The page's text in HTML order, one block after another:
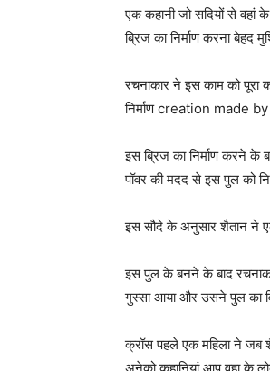
एक कहानी जो सदियों से
ब्रिज का निर्माण करना बेहद
रचनाकार ने इस काम को पूरा
निर्माण creation made
इस ब्रिज का निर्माण करने
पॉवर की मदद से इस पुल को
इस सौदे के अनुसार शैतान ने
इस पुल के बनने के बाद
गुस्सा आया और उसने पुल का
क्रॉस पहले एक महिला ने जब
अनेको कहानियां आप वहा के